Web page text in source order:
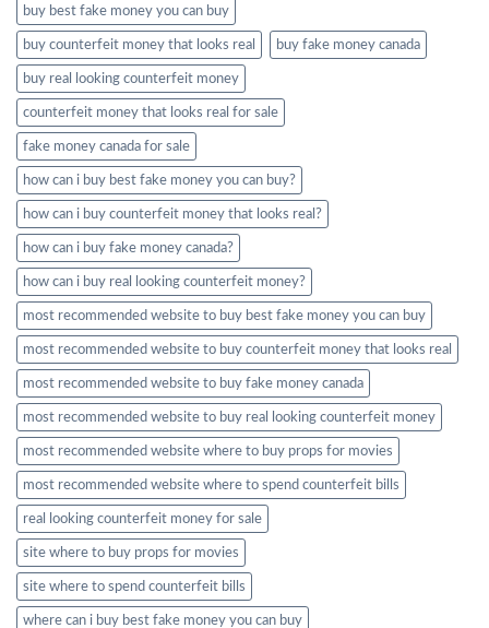
buy best fake money you can buy​
buy counterfeit money that looks real buy fake money canada
buy real looking counterfeit money​
counterfeit money that looks real for sale
fake money canada for sale
how can i buy best fake money you can buy​?
how can i buy counterfeit money that looks real?
how can i buy fake money canada?
how can i buy real looking counterfeit money​?
most recommended website to buy best fake money you can buy​
most recommended website to buy counterfeit money that looks real
most recommended website to buy fake money canada
most recommended website to buy real looking counterfeit money​
most recommended website where to buy props for movies​
most recommended website where to spend counterfeit bills​
real looking counterfeit money​ for sale
site where to buy props for movies​
site where to spend counterfeit bills​
where can i buy best fake money you can buy​